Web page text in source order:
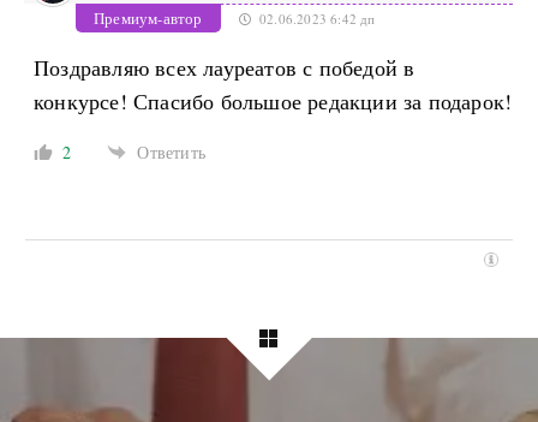
Премиум-автор 02.06.2023 6:42 дп
Поздравляю всех лауреатов с победой в
конкурсе! Спасибо большое редакции за подарок!
2 Ответить